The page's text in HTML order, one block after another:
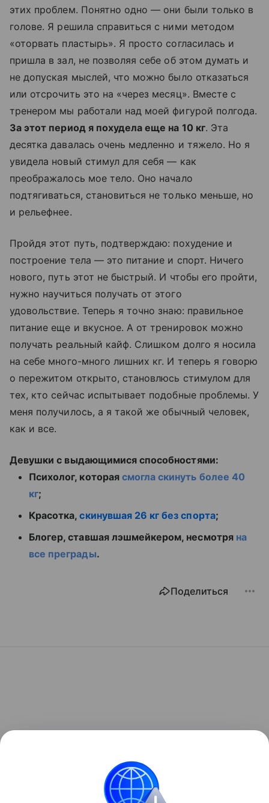
этих проблем. Понятно одно — они были только в
голове. Я решила справиться с ними методом
«оторвать пластырь». Я просто согласилась и
пришла в зал, не позволяя себе об этом думать и
не допуская мыслей, что можно было отказаться
или отсрочить это на «через месяц». Вместе с
тренером мы работали над моей фигурой полгода.
За этот период я похудела еще на 10 кг. Эта
десятка давалась очень медленно и тяжело. Но я
увидела новый стимул для себя — как
преображалось мое тело. Оно начало
подтягиваться, становиться не только меньше, но
и рельефнее.
Пройдя этот путь, подтверждаю: похудение и
построение тела — это питание и спорт. Ничего
нового, путь этот не быстрый. И чтобы его пройти,
нужно научиться получать от этого
удовольствие. Теперь я точно знаю: правильное
питание еще и вкусное. А от тренировок можно
получать реальный кайф. Слишком долго я носила
на себе много-много лишних кг. И теперь я говорю
о пережитом открыто, становлюсь стимулом для
тех, кто сейчас испытывает подобные проблемы. У
меня получилось, а я такой же обычный человек,
как и все.
Девушки с выдающимися способностями:
Психолог, которая смогла скинуть более 40
кг;
Красотка,скинувшая 26 кг без спорта;
Блогер, ставшая лэшмейкером, несмотря на
все преграды.
Поделиться